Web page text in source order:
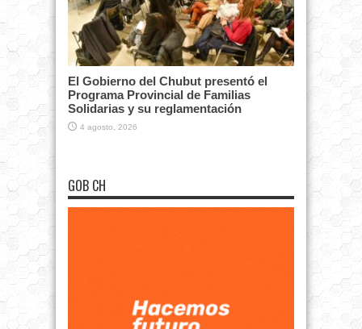
El Gobierno del Chubut presentó el
Programa Provincial de Familias
Solidarias y su reglamentación
4 agosto, 2026
GOB CH